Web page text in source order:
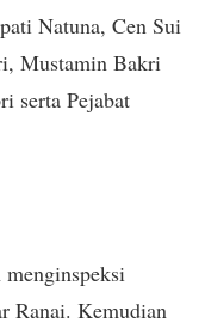
Natuna, Cen Sui
Mustamin Bakri
serta Pejabat
Ranai. Kemudian